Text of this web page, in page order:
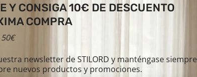
Y CONSIGA 10€ DE DESCUENTO
COMPRA
newsletter de STILORD y manténgase siempre
nuevos productos y promociones.